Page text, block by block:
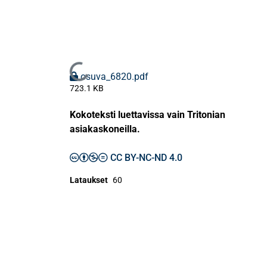
Ladataan...
osuva_6820.pdf
723.1 KB
Kokoteksti luettavissa vain Tritonian
asiakaskoneilla.
CC BY-NC-ND 4.0
Lataukset 60